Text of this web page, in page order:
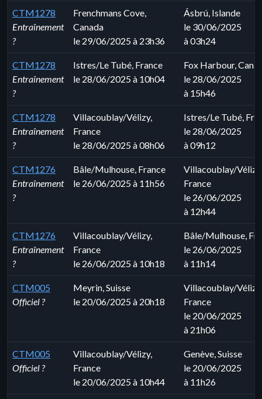
CTM1278
Entraînement
?
Frenchmans Cove,
Canada
le 29/06/2025 à 23h36
Ásbrú, Islande
le 30/06/2025
à 03h24
CTM1278
Entraînement
?
Istres/Le Tubé, France
le 28/06/2025 à 10h04
Fox Harbour,
le 28/06/2025
à 15h46
CTM1278
Entraînement
?
Villacoublay/Vélizy,
France
le 28/06/2025 à 08h06
Istres/Le Tubé,
le 28/06/2025
à 09h12
CTM1276
Entraînement
?
Bâle/Mulhouse, France
le 26/06/2025 à 11h56
Villacoublay/Vélizy,
France
le 26/06/2025
à 12h44
CTM1276
Entraînement
?
Villacoublay/Vélizy,
France
le 26/06/2025 à 10h18
Bâle/Mulhouse,
le 26/06/2025
à 11h14
CTM005
Officiel ?
Meyrin, Suisse
le 20/06/2025 à 20h18
Villacoublay/Vélizy,
France
le 20/06/2025
à 21h06
CTM005
Officiel ?
Villacoublay/Vélizy,
France
le 20/06/2025 à 10h44
Genève, Suisse
le 20/06/2025
à 11h26